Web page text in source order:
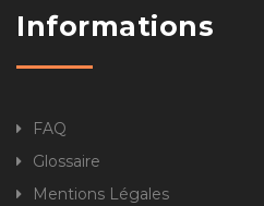
Informations
FAQ
Glossaire
Mentions Légales